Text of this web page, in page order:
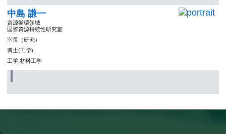
中島 謙一
資源循環領域
国際資源持続性研究室
室長（研究）
博士(工学)
工学,材料工学